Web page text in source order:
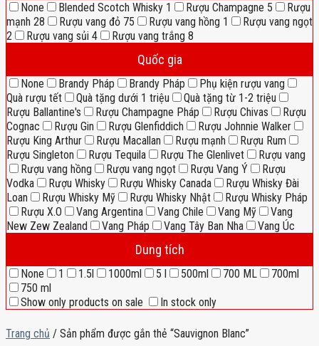
None Blended Scotch Whisky 1 Rượu Champagne 5
Rượu
mạnh 28 Rượu vang đỏ 75 Rượu vang hồng 1
Rượu vang ngọt
2
Rượu vang sủi 4 Rượu vang trắng 8
Quốc gia
None Brandy Pháp Brandy Pháp
Phụ kiện rượu vang
Quà rượu tết
Quà tặng dưới 1 triệu
Quà tặng từ 1-2 triệu
Rượu Ballantine's
Rượu Champagne Pháp Rượu Chivas
Rượu
Cognac
Rượu Gin Rượu Glenfiddich
Rượu Johnnie Walker
Rượu King Arthur
Rượu Macallan Rượu mạnh
Rượu Rum
Rượu Singleton
Rượu Tequila Rượu The Glenlivet
Rượu vang
Rượu vang hồng
Rượu vang ngọt Rượu Vang Ý
Rượu
Vodka
Rượu Whisky Rượu Whisky Canada
Rượu Whisky Đài
Loan
Rượu Whisky Mỹ Rượu Whisky Nhật
Rượu Whisky Pháp
Rượu X.O
Vang Argentina Vang Chile Vang Mỹ
Vang
New Zew Zealand
Vang Pháp Vang Tây Ban Nha Vang Úc
Dung tích
None 1 1.5l 1000ml 5 l 500ml 700 ML
700ml
750 ml
Show only products on sale
In stock only
Trang chủ / Sản phẩm được gắn thẻ “Sauvignon Blanc”